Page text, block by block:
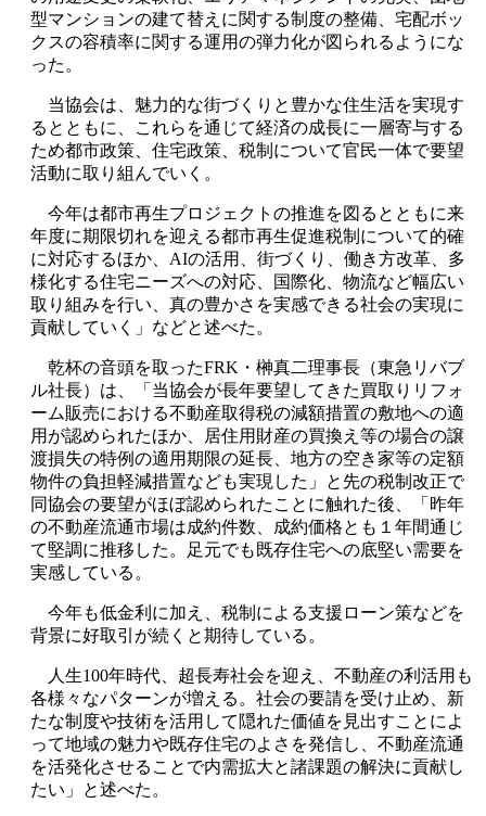
型マンションの建て替えに関する制度の整備、宅配ボッ
クスの容積率に関する運用の弾力化が図られるようにな
った。
当協会は、魅力的な街づくりと豊かな住生活を実現す
るとともに、これらを通じて経済の成長に一層寄与する
ため都市政策、住宅政策、税制について官民一体で要望
活動に取り組んでいく。
今年は都市再生プロジェクトの推進を図るとともに来
年度に期限切れを迎える都市再生促進税制について的確
に対応するほか、AIの活用、街づくり、働き方改革、多
様化する住宅ニーズへの対応、国際化、物流など幅広い
取り組みを行い、真の豊かさを実感できる社会の実現に
貢献していく」などと述べた。
乾杯の音頭を取ったFRK・榊真二理事長（東急リバブ
ル社長）は、「当協会が長年要望してきた買取りリフォ
ーム販売における不動産取得税の減額措置の敷地への適
用が認められたほか、居住用財産の買換え等の場合の譲
渡損失の特例の適用期限の延長、地方の空き家等の定額
物件の負担軽減措置なども実現した」と先の税制改正で
同協会の要望がほぼ認められたことに触れた後、「昨年
の不動産流通市場は成約件数、成約価格とも１年間通じ
て堅調に推移した。足元でも既存住宅への底堅い需要を
実感している。
今年も低金利に加え、税制による支援ローン策などを
背景に好取引が続くと期待している。
人生100年時代、超長寿社会を迎え、不動産の利活用も
各様々なパターンが増える。社会の要請を受け止め、新
たな制度や技術を活用して隠れた価値を見出すことによ
って地域の魅力や既存住宅のよさを発信し、不動産流通
を活発化させることで内需拡大と諸課題の解決に貢献し
たい」と述べた。